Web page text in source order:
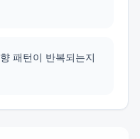
패턴이 반복되는지